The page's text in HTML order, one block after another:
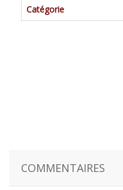
Catégorie
COMMENTAIRES